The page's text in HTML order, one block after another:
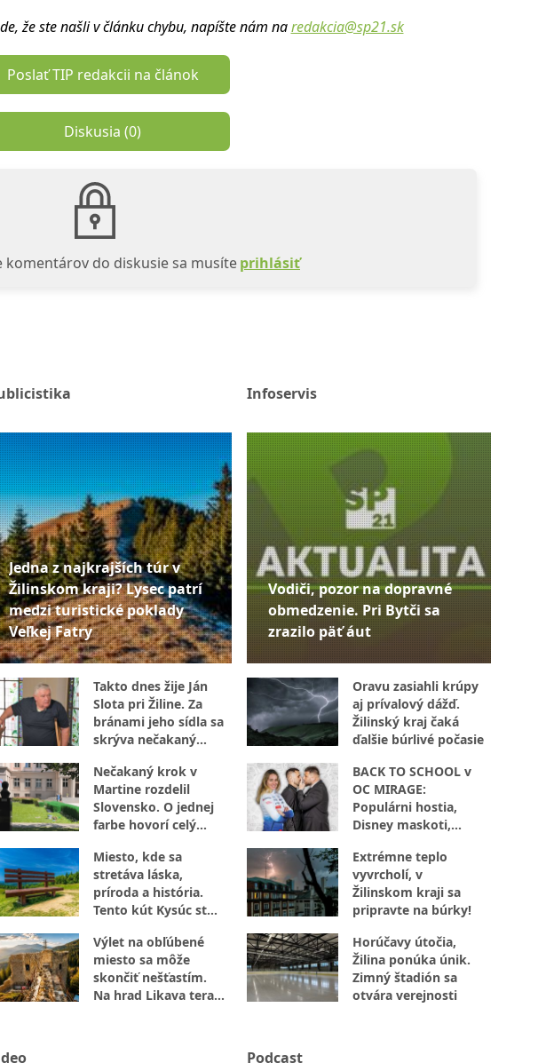
že ste našli v článku chybu, napíšte nám na redakcia@sp21.sk
Poslať TIP redakcii na článok
Diskusia (0)
komentárov do diskusie sa musíteprihlásiť
Jedna z najkrajších túr v
Žilinskom kraji? Lysec patrí
medzi turistické poklady
Veľkej Fatry
Takto dnes žije Ján
Slota pri Žiline. Za
bránami jeho sídla sa
skrýva nečakaný
Nečakaný krok v
Martine rozdelil
Slovensko. O jednej
farbe hovorí celý
Miesto, kde sa
stretáva láska,
príroda a história.
Tento kút Kysúc stojí
Výlet na obľúbené
miesto sa môže
skončiť nešťastím.
Na hrad Likava teraz
Infoservis
Vodiči, pozor na dopravné
obmedzenie. Pri Bytči sa
zrazilo päť áut
Oravu zasiahli krúpy
aj prívalový dážď.
Žilinský kraj čaká
ďalšie búrlivé počasie
BACK TO SCHOOL v
OC MIRAGE:
Populárni hostia,
Disney maskoti,
autogramiáda. Žilina
zažije popoludnie
plné zábavy
Extrémne teplo
vyvrcholí, v
Žilinskom kraji sa
pripravte na búrky!
Horúčavy útočia,
Žilina ponúka únik.
Zimný štadión sa
otvára verejnosti
Podcast